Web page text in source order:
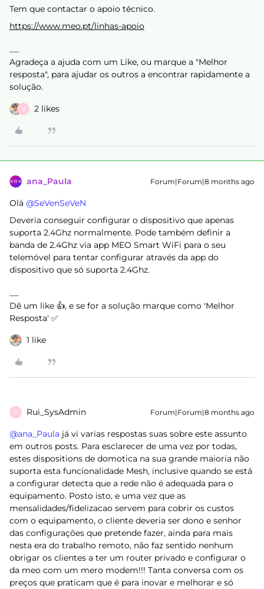
Tem que contactar o apoio técnico.
https://www.meo.pt/linhas-apoio
Agradeça a ajuda com um Like, ou marque a "Melhor
resposta", para ajudar os outros a encontrar rapidamente a
solução.
R 2 likes
ana_Paula Forum|Forum|8 months ago
Olá ​ @SeVenSeVeN
Deveria conseguir configurar o dispositivo que apenas
suporta 2.4Ghz normalmente. Pode também definir a
banda de 2.4Ghz via app MEO Smart WiFi para o seu
telemóvel para tentar configurar através da app do
dispositivo que só suporta 2.4Ghz.
Dê um like 👍, e se for a solução marque como 'Melhor
Resposta' ✅
1 like
R Rui_SysAdmin Forum|Forum|8 months ago
@ana_Paula já vi varias respostas suas sobre este assunto
em outros posts. Para esclarecer de uma vez por todas,
estes dispositions de domotica na sua grande maioria não
suporta esta funcionalidade Mesh, inclusive quando se está
a configurar detecta que a rede não é adequada para o
equipamento. Posto isto, e uma vez que as
mensalidades/fidelizacao servem para cobrir os custos
com o equipamento, o cliente deveria ser dono e senhor
das configurações que pretende fazer, ainda para mais
nesta era do trabalho remoto, não faz sentido nenhum
obrigar os clientes a ter um router privado e configurar o
da meo com um mero modem!!! Tanta conversa com os
preços que praticam que é para inovar e melhorar e só